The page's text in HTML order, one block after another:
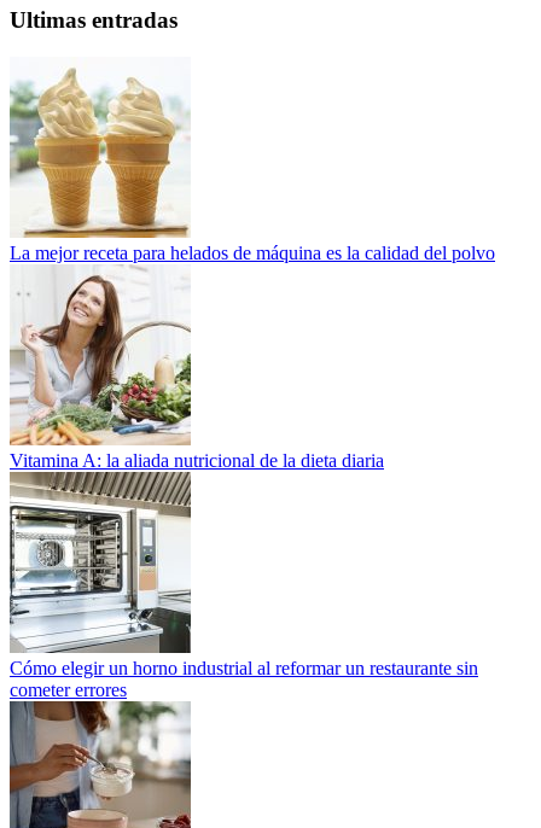
Ultimas entradas
La mejor receta para helados de máquina es la calidad del polvo
Vitamina A: la aliada nutricional de la dieta diaria
Cómo elegir un horno industrial al reformar un restaurante sin
cometer errores